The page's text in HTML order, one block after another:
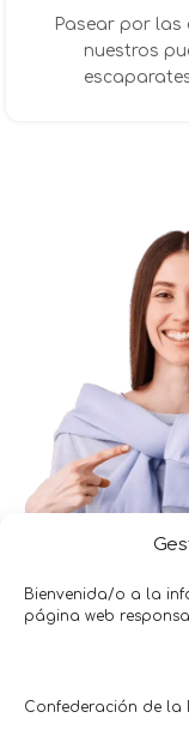
Bienvenida/o a la
página web
Confederación de la
Pasear por las
nuestros